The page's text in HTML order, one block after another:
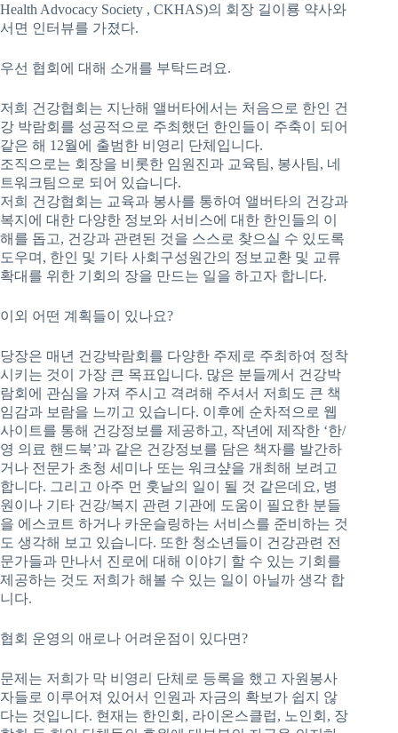
Health Advocacy Society , CKHAS)의 회장 길이룡 약사와
서면 인터뷰를 가졌다.
우선 협회에 대해 소개를 부탁드려요.
저희 건강협회는 지난해 앨버타에서는 처음으로 한인 건
강 박람회를 성공적으로 주최했던 한인들이 주축이 되어
같은 해 12월에 출범한 비영리 단체입니다.
조직으로는 회장을 비롯한 임원진과 교육팀, 봉사팀, 네
트워크팀으로 되어 있습니다.
저희 건강협회는 교육과 봉사를 통하여 앨버타의 건강과
복지에 대한 다양한 정보와 서비스에 대한 한인들의 이
해를 돕고, 건강과 관련된 것을 스스로 찾으실 수 있도록
도우며, 한인 및 기타 사회구성원간의 정보교환 및 교류
확대를 위한 기회의 장을 만드는 일을 하고자 합니다.
이외 어떤 계획들이 있나요?
당장은 매년 건강박람회를 다양한 주제로 주최하여 정착
시키는 것이 가장 큰 목표입니다. 많은 분들께서 건강박
람회에 관심을 가져 주시고 격려해 주셔서 저희도 큰 책
임감과 보람을 느끼고 있습니다. 이후에 순차적으로 웹
사이트를 통해 건강정보를 제공하고, 작년에 제작한 ‘한/
영 의료 핸드북’과 같은 건강정보를 담은 책자를 발간하
거나 전문가 초청 세미나 또는 워크샾을 개최해 보려고
합니다. 그리고 아주 먼 훗날의 일이 될 것 같은데요, 병
원이나 기타 건강/복지 관련 기관에 도움이 필요한 분들
을 에스코트 하거나 카운슬링하는 서비스를 준비하는 것
도 생각해 보고 있습니다. 또한 청소년들이 건강관련 전
문가들과 만나서 진로에 대해 이야기 할 수 있는 기회를
제공하는 것도 저희가 해볼 수 있는 일이 아닐까 생각 합
니다.
협회 운영의 애로나 어려운점이 있다면?
문제는 저희가 막 비영리 단체로 등록을 했고 자원봉사
자들로 이루어져 있어서 인원과 자금의 확보가 쉽지 않
다는 것입니다. 현재는 한인회, 라이온스클럽, 노인회, 장